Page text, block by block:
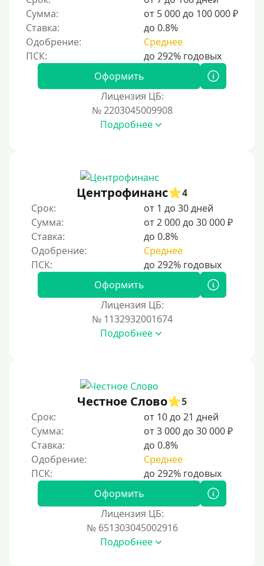
Сумма:
от 5 000 до 100 000 ₽
Ставка:
до 0.8%
Одобрение:
Среднее
Оформить
Лицензия ЦБ:
№ 2203045009908
Подробнее
Центрофинанс
4
Срок:
от 1 до 30 дней
Сумма:
от 2 000 до 30 000 ₽
Ставка:
до 0.8%
Одобрение:
Среднее
Оформить
Лицензия ЦБ:
№ 1132932001674
Подробнее
Честное Слово
5
Срок:
от 10 до 21 дней
Сумма:
от 3 000 до 30 000 ₽
Ставка:
до 0.8%
Одобрение:
Среднее
Оформить
Лицензия ЦБ:
№ 651303045002916
Подробнее